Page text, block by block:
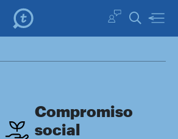
Compromiso
social